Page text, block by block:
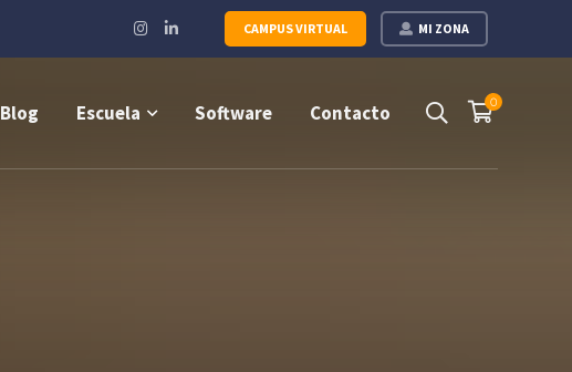
MI ZONA
CAMPUS VIRTUAL
Instagram
Profile
LinkedIn
Profile
0
Blog Escuela Software Contacto